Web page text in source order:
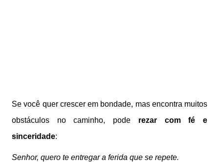
Se você quer crescer em bondade, mas encontra muitos
obstáculos no caminho, pode rezar com fé e
sinceridade:
Senhor, quero te entregar a ferida que se repete.